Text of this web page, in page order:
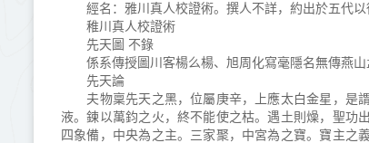
經名：雅川真人校證術。撰人不詳，約出於五代以
稚川真人校證術
先天圖 不錄
係系傳授圖川客楊么楊、旭周化寫毫隱名無傳燕山
先天論
夫物稟先天之黑，位屬庚辛，上應太白金星，是謂
液。鍊以萬鈞之火，終不能使之枯。遇土則燥，聖功
四象備，中央為之主。三家聚，中宮為之寶。寶主之